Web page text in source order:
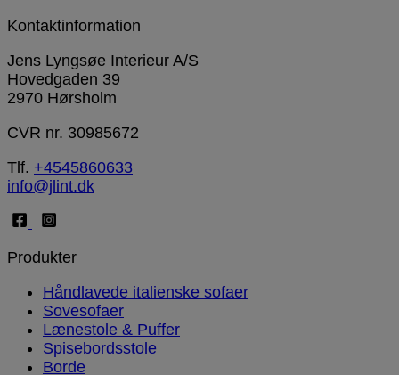
Kontaktinformation
Jens Lyngsøe Interieur A/S
Hovedgaden 39
2970 Hørsholm
CVR nr. 30985672
Tlf. +4545860633
info@jlint.dk
Produkter
Håndlavede italienske sofaer
Sovesofaer
Lænestole & Puffer
Spisebordsstole
Borde